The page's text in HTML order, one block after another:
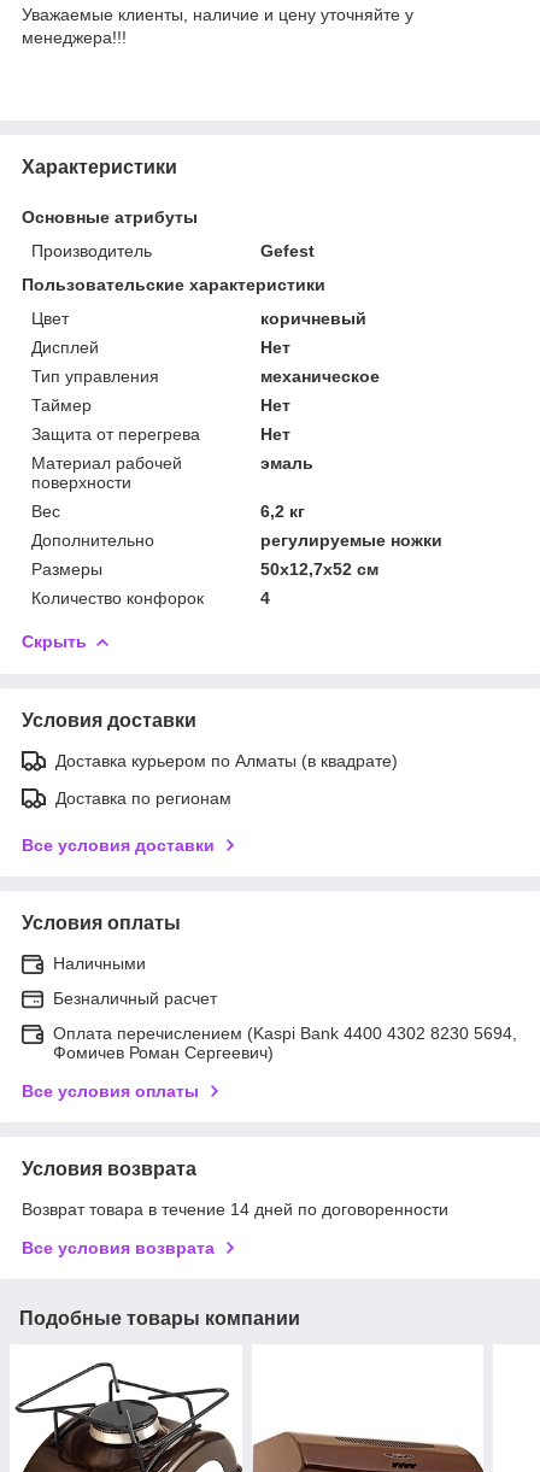
Уважаемые клиенты, наличие и цену уточняйте у
менеджера!!!
Характеристики
Основные атрибуты
Производитель
Gefest
Пользовательские характеристики
Цвет
коричневый
Дисплей
Нет
Тип управления
механическое
Таймер
Нет
Защита от перегрева
Нет
Материал рабочей
поверхности
эмаль
Вес
6,2 кг
Дополнительно
регулируемые ножки
Размеры
50x12,7x52 см
Количество конфорок
4
Скрыть
Условия доставки
Доставка курьером по Алматы (в квадрате)
Доставка по регионам
Все условия доставки
Условия оплаты
Наличными
Безналичный расчет
Оплата перечислением (Kaspi Bank 4400 4302 8230 5694,
Фомичев Роман Сергеевич)
Все условия оплаты
Условия возврата
Возврат товара в течение 14 дней по договоренности
Все условия возврата
Подобные товары компании